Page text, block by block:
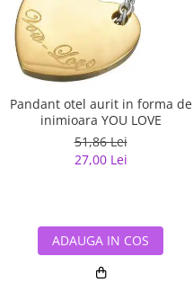
Pandant otel aurit in forma de
inimioara YOU LOVE
51,86 Lei
27,00 Lei
ADAUGA IN COS